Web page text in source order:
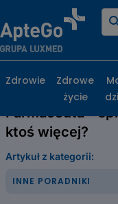
Strona główna
Farmaceuta –
ktoś więcej?
Artykuł z kategorii:
INNE PORADNIKI
Zdrowie
Zdrowe
życie